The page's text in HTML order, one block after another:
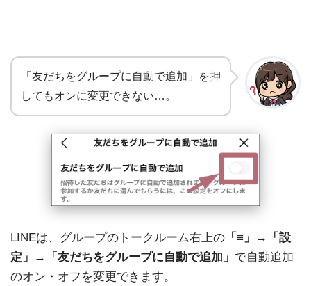
「友だちをグループに自動で追加」を押
してもオンに変更できない…。
LINEは、グループのトークルーム右上の 「≡」→「設
定」→「友だちをグループに自動で追加」 で自動追加
のオン・オフを変更できます。